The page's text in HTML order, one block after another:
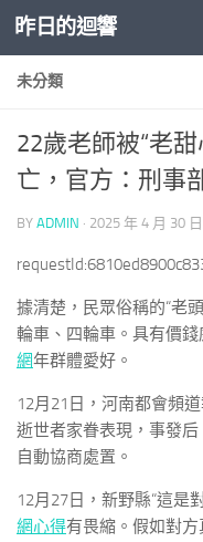
Skip to content
昨日的迴響
未分類
22歲老師被“老
亡，官方：刑事
BY ADMIN · 2025 年 4 月 30 日
據清楚，民眾俗稱的“老頭
輪車、四輪車。具有價
網年群體愛好。
12月21日，河南都會頻
逝世者家眷表現，事發
自動協商處置。
12月27日，新野縣“這是
網心得有畏縮。假如對